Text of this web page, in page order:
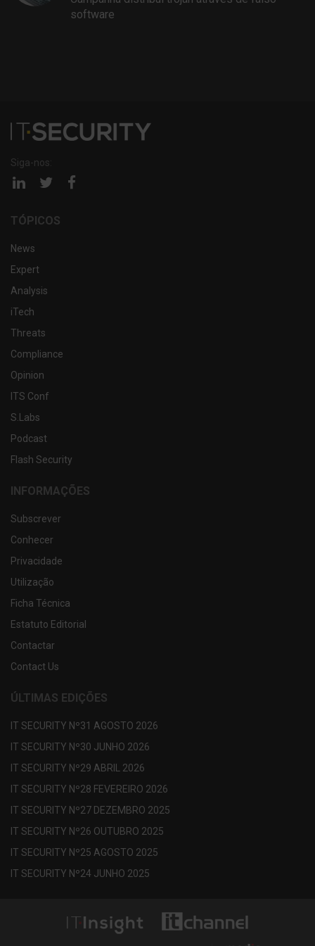
software
Siga-nos:
Página Página
TÓPICOS
News
Expert
Analysis
iTech
Threats
Compliance
Opinion
ITS Conf
S.Labs
Podcast
Flash Security
INFORMAÇÕES
Subscrever
Conhecer
Privacidade
Utilização
Ficha Técnica
Estatuto Editorial
Contactar
Contact Us
ÚLTIMAS EDIÇÕES
IT SECURITY Nº31 AGOSTO 2026
IT SECURITY Nº30 JUNHO 2026
IT SECURITY Nº29 ABRIL 2026
IT SECURITY Nº28 FEVEREIRO 2026
IT SECURITY Nº27 DEZEMBRO 2025
IT SECURITY Nº26 OUTUBRO 2025
IT SECURITY Nº25 AGOSTO 2025
IT SECURITY Nº24 JUNHO 2025